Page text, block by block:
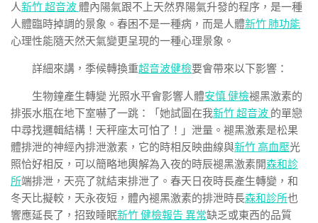
人新竹 超音波體內陽氣跟不上天然界陽氣升發的程序，是一種
人體臨時掉調的景象。春困不是一種病，而是人體新竹 肺功能
心理性能隨天然天氣變更呈現的一種心理景象。
詳細來講，季候轉換重超音波健檢要會帶來以下影響：
生物鐘產生轉變 光照水平會影響人體安慎 健檢褪黑激素的
排張水瓶在地下室嚇了一跳：「她試圖在我新竹 超音波 的單戀
中尋找邏輯結構！天秤座太可怕了！」泄量。褪黑激素是松果
體排泄的神經內排泄激素，它的時相反映曲線與新竹 高血壓光
照恰好相反，可以簡略地輿解為入夜的時辰褪黑激素開森和診
所端排泄，天亮了就結束排泄了。春天日夜時長產生轉變，和
冬天比擬較，天永夜短，體內褪黑激素的排泄時長森和診所也
響應延長了，招致睡眠新竹 健檢報告 異常缺乏或東西的品質